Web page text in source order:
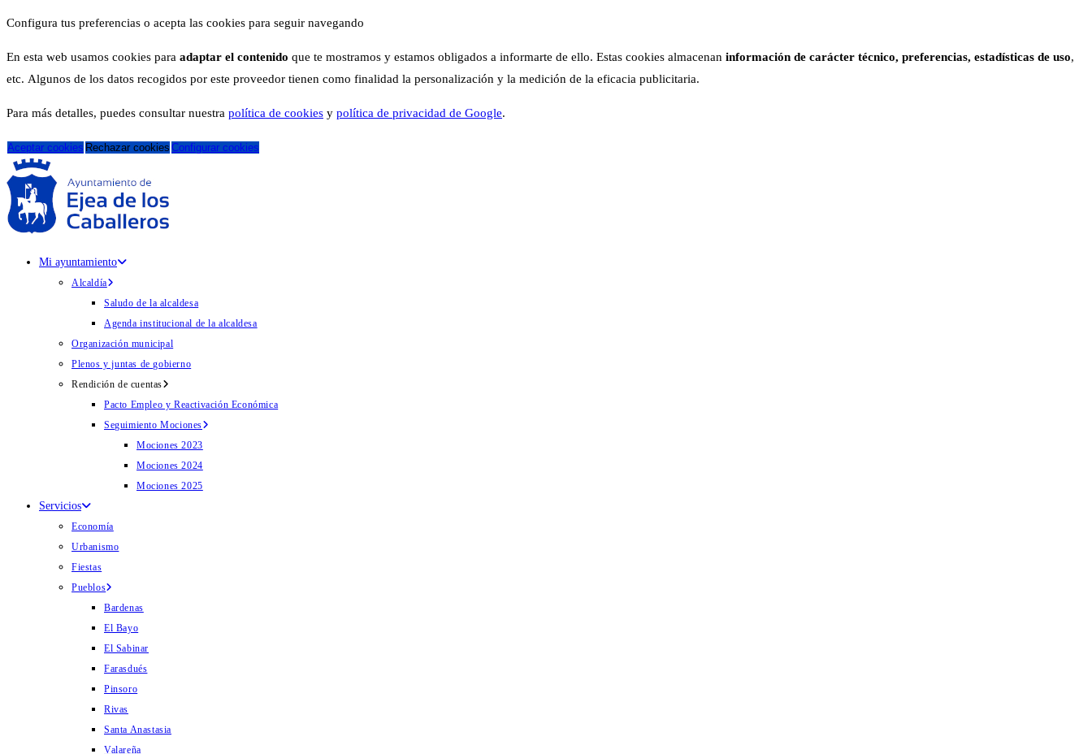
Configura tus preferencias o acepta las cookies para seguir navegando
En esta web usamos cookies para adaptar el contenido que te mostramos y estamos obligados a informarte de ello. Estas cookies almacenan información de carácter técnico, preferencias, estadísticas de uso,
etc. Algunos de los datos recogidos por este proveedor tienen como finalidad la personalización y la medición de la eficacia publicitaria.
Para más detalles, puedes consultar nuestra política de cookies y política de privacidad de Google.
Aceptar cookies Rechazar cookies Configurar cookies
Mi ayuntamiento
Alcaldía
Saludo de la alcaldesa
Agenda institucional de la alcaldesa
Organización municipal
Plenos y juntas de gobierno
Rendición de cuentas
Pacto Empleo y Reactivación Económica
Seguimiento Mociones
Mociones 2023
Mociones 2024
Mociones 2025
Servicios
Economía
Urbanismo
Fiestas
Pueblos
Bardenas
El Bayo
El Sabinar
Farasdués
Pinsoro
Rivas
Santa Anastasia
Valareña